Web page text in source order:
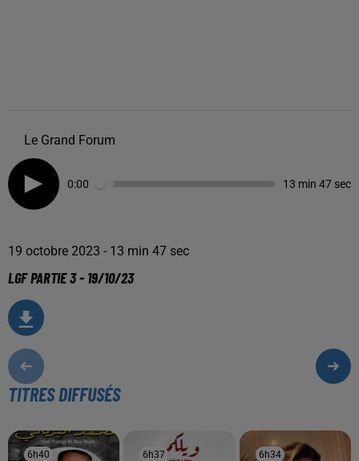
Le Grand Forum
0:00 13 min 47 sec
19 octobre 2023 - 13 min 47 sec
LGF PARTIE 3 - 19/10/23
TITRES DIFFUSÉS
6h40
6h40 6h37
6h37 6h34
6h34